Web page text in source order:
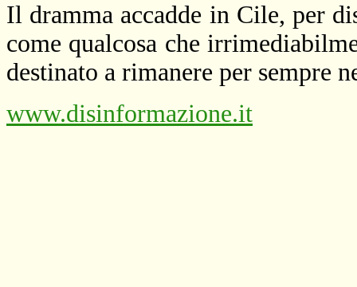
Il dramma accadde in Cile, per
come qualcosa che
destinato a rimanere per sempre
www.disinformazione.it